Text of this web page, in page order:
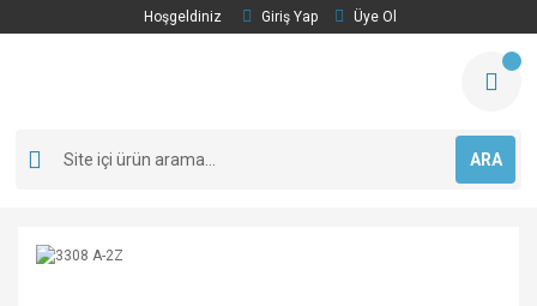
Hoşgeldiniz Giriş Yap Üye Ol
ARA